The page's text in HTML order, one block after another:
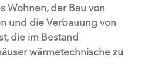
Wohnen, der Bau von
und die Verbauung von
die im Bestand
wärmetechnische zu